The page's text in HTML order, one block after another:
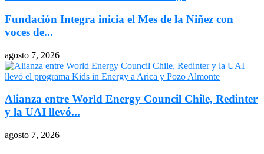
Fundación Integra inicia el Mes de la Niñez con
voces de...
agosto 7, 2026
Alianza entre World Energy Council Chile, Redinter
y la UAI llevó...
agosto 7, 2026